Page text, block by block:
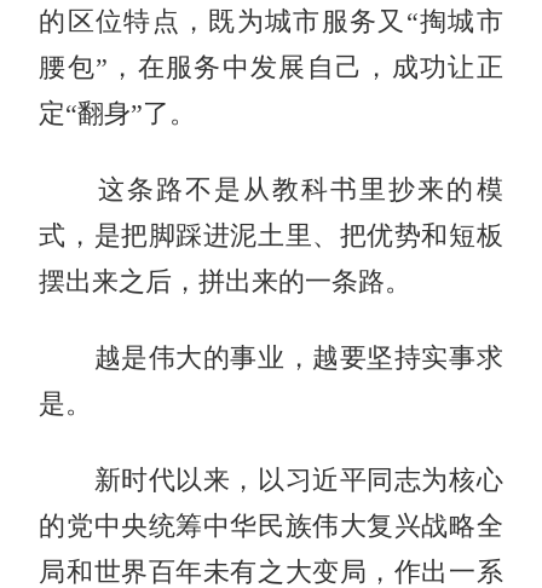
的区位特点，既为城市服务又“掏城市
腰包”，在服务中发展自己，成功让正
定“翻身”了。
这条路不是从教科书里抄来的模
式，是把脚踩进泥土里、把优势和短板
摆出来之后，拼出来的一条路。
越是伟大的事业，越要坚持实事求
是。
新时代以来，以习近平同志为核心
的党中央统筹中华民族伟大复兴战略全
局和世界百年未有之大变局，作出一系